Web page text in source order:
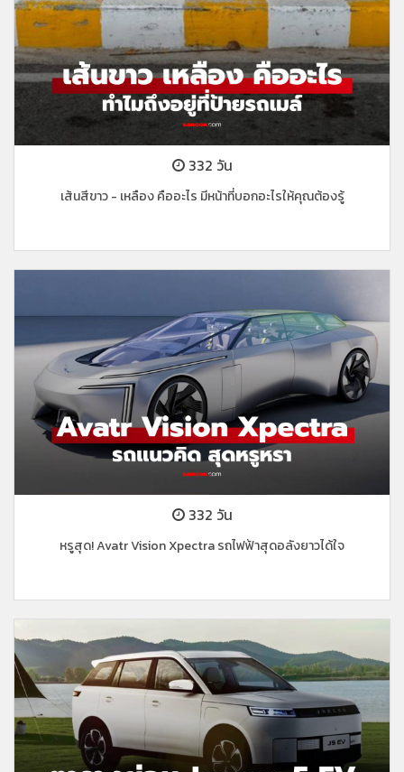
332 วัน
เส้นสีขาว - เหลือง คืออะไร มีหน้าที่บอกอะไรให้คุณต้องรู้
332 วัน
หรูสุด! Avatr Vision Xpectra รถไฟฟ้าสุดอลังยาวได้ใจ